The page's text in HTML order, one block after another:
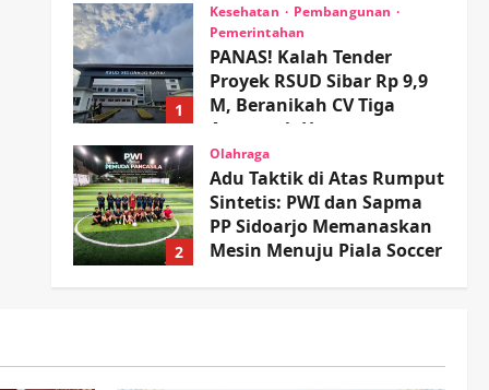
1
Kesehatan
Pembangunan
Pemerintahan
PANAS! Kalah Tender
Proyek RSUD Sibar Rp 9,9
M, Beranikah CV Tiga
Anugerah Utama
Pertaruhkan Jaminan Rp
100 Juta?
wartanusa 5 Agustus 2026
2
Olahraga
Adu Taktik di Atas Rumput
Sintetis: PWI dan Sapma
PP Sidoarjo Memanaskan
Mesin Menuju Piala Soccer
Wage Tumplek Blek di